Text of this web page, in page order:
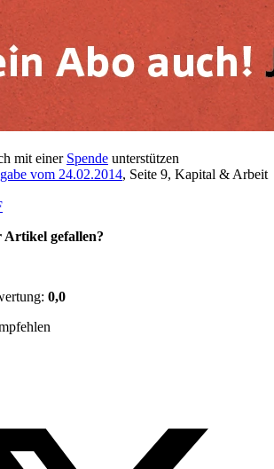
mit einer Spende unterstützen
vom 24.02.2014, Seite 9, Kapital & Arbeit
Artikel gefallen?
0,0